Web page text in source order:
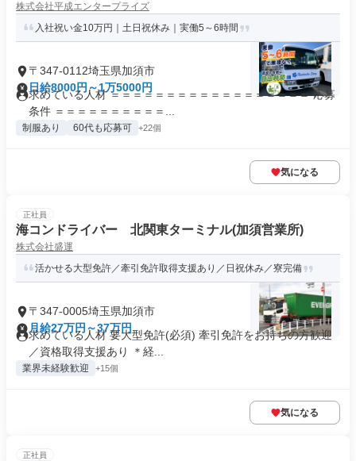
株式会社平成エンタープライズ
入社祝い金10万円｜土日祝休み｜実働5～6時間
〒347-0112埼玉県加須市
日給8000円～1万5000円
求めている人材 ＝＝＝＝＝＝＝＝＝＝＝＝＝＝＝＝＝＝ 応募
条件 ＝＝＝＝＝＝＝＝＝＝...
制服あり 60代も応募可 +22個
気になる
正社員
海コンドライバー 北関東ターミナル(加須営業所)
株式会社盛運
活かせる大型免許／牽引免許取得支援あり／日祝休み／寮完備
〒347-0005埼玉県加須市
月給27万円～37万円
求めている人材 要大型免許(必須) 牽引免許をお持ちの方歓迎
／資格取得支援あり ＊経...
業界未経験歓迎 +15個
気になる
正社員